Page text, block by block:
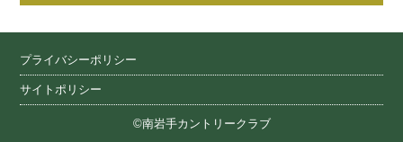
プライバシーポリシー
サイトポリシー
©南岩手カントリークラブ